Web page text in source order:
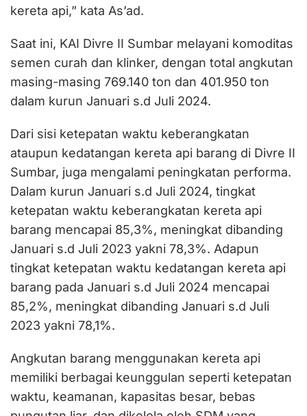
kereta api,” kata As’ad.
Saat ini, KAI Divre II Sumbar melayani komoditas
semen curah dan klinker, dengan total angkutan
masing-masing 769.140 ton dan 401.950 ton
dalam kurun Januari s.d Juli 2024.
Dari sisi ketepatan waktu keberangkatan
ataupun kedatangan kereta api barang di Divre II
Sumbar, juga mengalami peningkatan performa.
Dalam kurun Januari s.d Juli 2024, tingkat
ketepatan waktu keberangkatan kereta api
barang mencapai 85,3%, meningkat dibanding
Januari s.d Juli 2023 yakni 78,3%. Adapun
tingkat ketepatan waktu kedatangan kereta api
barang pada Januari s.d Juli 2024 mencapai
85,2%, meningkat dibanding Januari s.d Juli
2023 yakni 78,1%.
Angkutan barang menggunakan kereta api
memiliki berbagai keunggulan seperti ketepatan
waktu, keamanan, kapasitas besar, bebas